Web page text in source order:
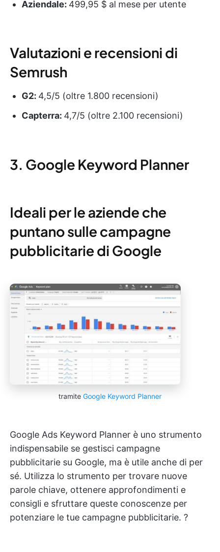
Aziendale: 499,95 $ al mese per utente
Valutazioni e recensioni di
Semrush
G2: 4,5/5 (oltre 1.800 recensioni)
Capterra: 4,7/5 (oltre 2.100 recensioni)
3. Google Keyword Planner
Ideali per le aziende che
puntano sulle campagne
pubblicitarie di Google
tramite Google Keyword Planner
Google Ads Keyword Planner è uno strumento
indispensabile se gestisci campagne
pubblicitarie su Google, ma è utile anche di per
sé. Utilizza lo strumento per trovare nuove
parole chiave, ottenere approfondimenti e
consigli e sfruttare queste conoscenze per
potenziare le tue campagne pubblicitarie. ?